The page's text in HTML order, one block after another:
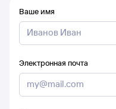
Ваше имя
Электронная почта